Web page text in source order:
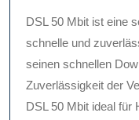
DSL 50 Mbit ist eine
schnelle und
seinen schnellen
Zuverlässigkeit der
DSL 50 Mbit ideal für